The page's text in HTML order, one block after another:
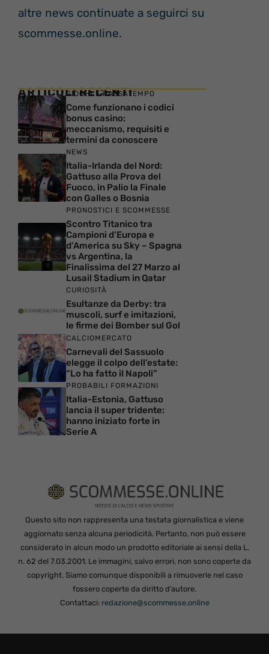
altre news continuate a seguirci su
scommesse.online.
ARTICOLI RECENTI
GIOCHI E PASSATEMPO
Come funzionano i codici
bonus casino:
meccanismo, requisiti e
termini da conoscere
NEWS
Italia-Irlanda del Nord:
Gattuso alla Prova del
Fuoco, in Palio la Finale
con Galles o Bosnia
PRONOSTICI E SCOMMESSE
Scontro Titanico tra
Campioni d’Europa e
d’America su Sky – Spagna
vs Argentina, la
Finalissima del 27 Marzo al
Lusail Stadium in Qatar
CURIOSITÀ
Esultanze da Derby: tra
muscoli, surf e imitazioni,
le firme dei Bomber sul Gol
CALCIOMERCATO
Carnevali del Sassuolo
elegge il colpo dell’estate:
“Lo ha fatto il Napoli”
PROBABILI FORMAZIONI
Italia-Estonia, Gattuso
lancia il super tridente:
hanno iniziato forte in
Serie A
Questo sito non rappresenta una testata giornalistica e viene
aggiornato senza alcuna periodicità. Pertanto, non può essere
considerato in alcun modo un prodotto editoriale ai sensi della L.
n. 62 del 7.03.2001. Le immagini, salvo errori, non sono coperte da
copyright. Siamo comunque disponibili a rimuoverle nel caso
fossero coperte da diritto d’autore.
Contattaci: redazione@scommesse.online